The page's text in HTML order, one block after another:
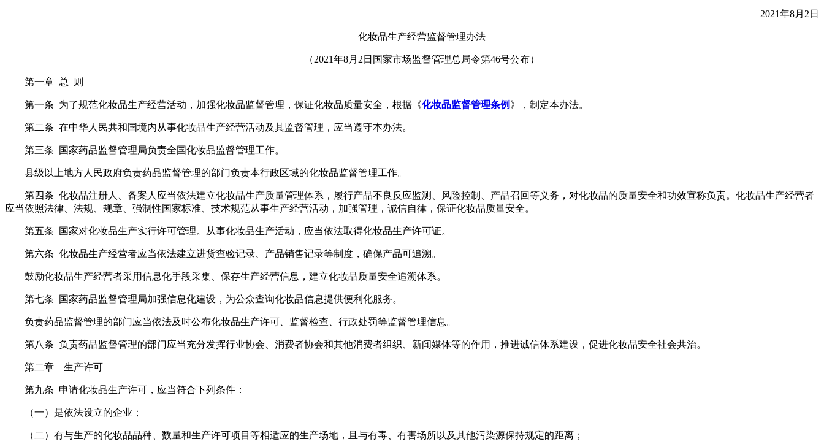
2021年8月2日
化妆品生产经营监督管理办法
（2021年8月2日国家市场监督管理总局令第46号公布）
第一章 总 则
第一条 为了规范化妆品生产经营活动，加强化妆品监督管理，保证化妆品质量安全，根据《化妆品监督管理条例 》，制定本办法。
第二条 在中华人民共和国境内从事化妆品生产经营活动及其监督管理，应当遵守本办法。
第三条 国家药品监督管理局负责全国化妆品监督管理工作。
县级以上地方人民政府负责药品监督管理的部门负责本行政区域的化妆品监督管理工作。
第四条 化妆品注册人、备案人应当依法建立化妆品生产质量管理体系，履行产品不良反应监测、风险控制、产品召回等义务，对化妆品的质量安全和功效宣称负责。化妆品生产经营者
应当依照法律、法规、规章、强制性国家标准、技术规范从事生产经营活动，加强管理，诚信自律，保证化妆品质量安全。
第五条 国家对化妆品生产实行许可管理。从事化妆品生产活动，应当依法取得化妆品生产许可证。
第六条 化妆品生产经营者应当依法建立进货查验记录、产品销售记录等制度，确保产品可追溯。
鼓励化妆品生产经营者采用信息化手段采集、保存生产经营信息，建立化妆品质量安全追溯体系。
第七条 国家药品监督管理局加强信息化建设，为公众查询化妆品信息提供便利化服务。
负责药品监督管理的部门应当依法及时公布化妆品生产许可、监督检查、行政处罚等监督管理信息。
第八条 负责药品监督管理的部门应当充分发挥行业协会、消费者协会和其他消费者组织、新闻媒体等的作用，推进诚信体系建设，促进化妆品安全社会共治。
第二章 生产许可
第九条 申请化妆品生产许可，应当符合下列条件：
（一）是依法设立的企业；
（二）有与生产的化妆品品种、数量和生产许可项目等相适应的生产场地，且与有毒、有害场所以及其他污染源保持规定的距离；